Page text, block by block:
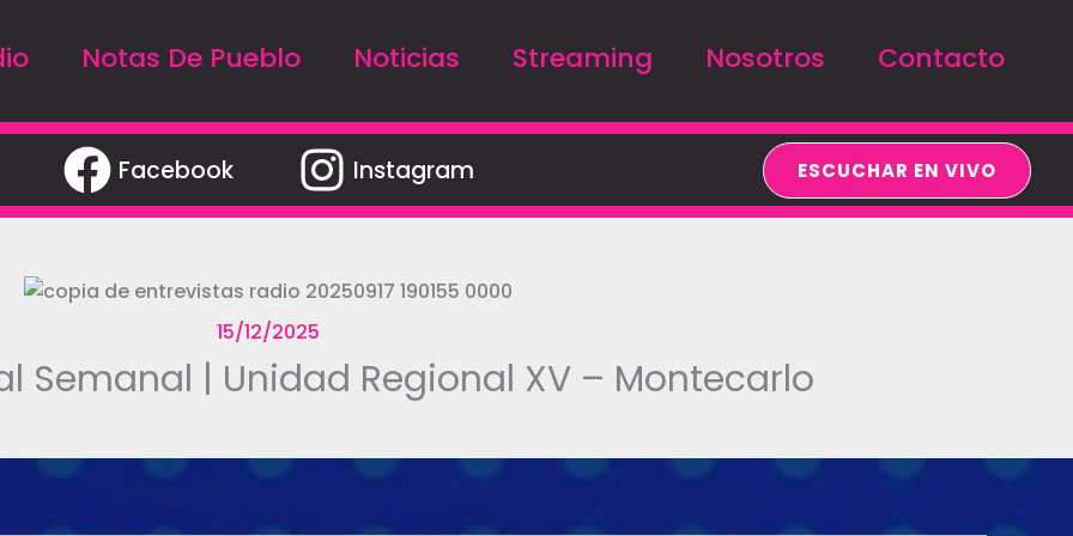
Notas De Pueblo Noticias Streaming Nosotros Contacto
Facebook Instagram ESCUCHAR EN VIVO
15/12/2025
Semanal | Unidad Regional XV – Montecarlo